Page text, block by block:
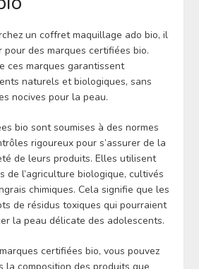
un coffret maquillage ado bio, il
pour des marques certifiées bio.
ces marques garantissent
naturels et biologiques, sans
nocives pour la peau.
bio sont soumises à des normes
rigoureux pour s’assurer de la
de leurs produits. Elles utilisent
de l’agriculture biologique, cultivés
chimiques. Cela signifie que les
de résidus toxiques qui pourraient
la peau délicate des adolescents.
certifiées bio, vous pouvez